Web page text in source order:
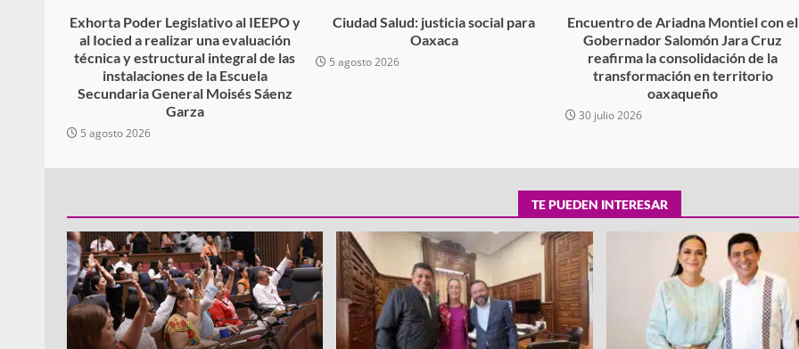
Exhorta Poder Legislativo al IEEPO y
al Iocied a realizar una evaluación
técnica y estructural integral de las
instalaciones de la Escuela
Secundaria General Moisés Sáenz
Garza
5 agosto 2026
Ciudad Salud: justicia social para
Oaxaca
5 agosto 2026
Encuentro de Ariadna Montiel con el
Gobernador Salomón Jara Cruz
reafirma la consolidación de la
transformación en territorio
oaxaqueño
30 julio 2026
TE PUEDEN INTERESAR